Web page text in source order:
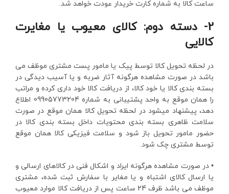
ساعت کالا به شماره کارت خریدار عودت خواهد شد.
2- دسته دوم: کالای معیوب یا مغایرت
کالایی
در لحظه تحویل کالا توسط پیک یا مامور پست مشتری موظف می
باشد در صورت مشاهده هرگونه آثار ضربه و یا آسیب دیدگی در
بسته بندی کالا یا خود کالا، از دریافت کالا خود داری کرده و مراتب
را همان موقع به واحد پشتیبانی به شماره 09905773204 اطلاع
دهد، پیشنهاد میشود در لحظه تحویل کالا همان موقع در صورت
سلامت ظاهری بسته بندی محتویات داخل بسته بندی کالا در
حضور مامور تحویل باز شود و سلامت فیزیکی کالا همان موقع
توسط مشتری چک شود.
• در صورت مشاهده هرگونه ایراد و اشکال فنی در کالاهای ارسالی و
یا ارسال کالای اشتباه و یا مغایر با سفارش ثبت شده، مشتری
موظف می باشد ظرف 24 ساعت پس از دریافت کالا موارد معیوب